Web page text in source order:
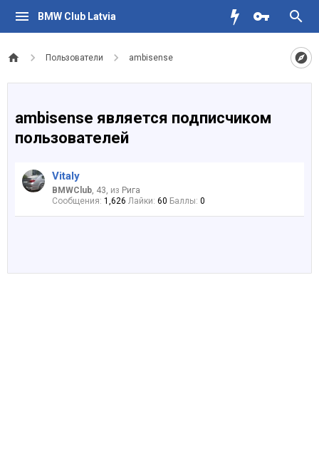
BMW Club Latvia
Пользователи ambisense
ambisense является подписчиком
пользователей
Vitaly
BMWClub, 43, из Рига
Сообщения: 1,626 Лайки: 60 Баллы: 0